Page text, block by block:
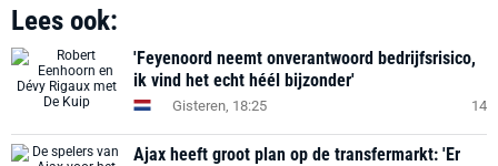
Lees ook:
'Feyenoord neemt onverantwoord bedrijfsrisico,
ik vind het echt héél bijzonder'
Gisteren, 18:25 14
Ajax heeft groot plan op de transfermarkt: 'Er